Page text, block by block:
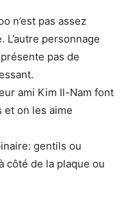
n’est pas assez
L’autre personnage
pas de
ami Kim Il-Nam font
on les aime
gentils ou
côté de la plaque ou